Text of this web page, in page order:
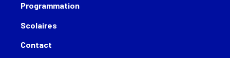
Programmation
Scolaires
Contact